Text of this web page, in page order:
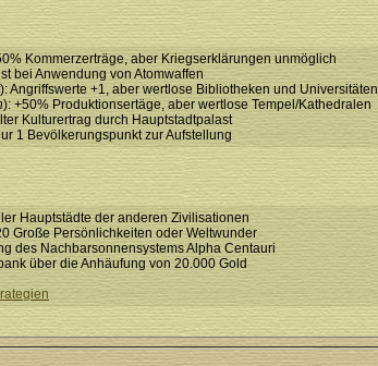
Kommerzerträge, aber Kriegserklärungen unmöglich
bei Anwendung von Atomwaffen
): Angriffswerte +1, aber wertlose Bibliotheken und Universitäten
): +50% Produktionsertäge, aber wertlose Tempel/Kathedralen
Kulturertrag durch Hauptstadtpalast
1 Bevölkerungspunkt zur Aufstellung
Hauptstädte der anderen Zivilisationen
Große Persönlichkeiten oder Weltwunder
des Nachbarsonnensystems Alpha Centauri
über die Anhäufung von 20.000 Gold